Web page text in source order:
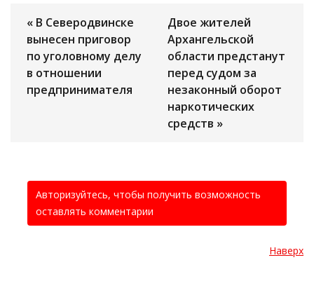
« В Северодвинске
вынесен приговор
по уголовному делу
в отношении
предпринимателя
Двое жителей
Архангельской
области предстанут
перед судом за
незаконный оборот
наркотических
средств »
Авторизуйтесь, чтобы получить возможность
оставлять комментарии
Наверх